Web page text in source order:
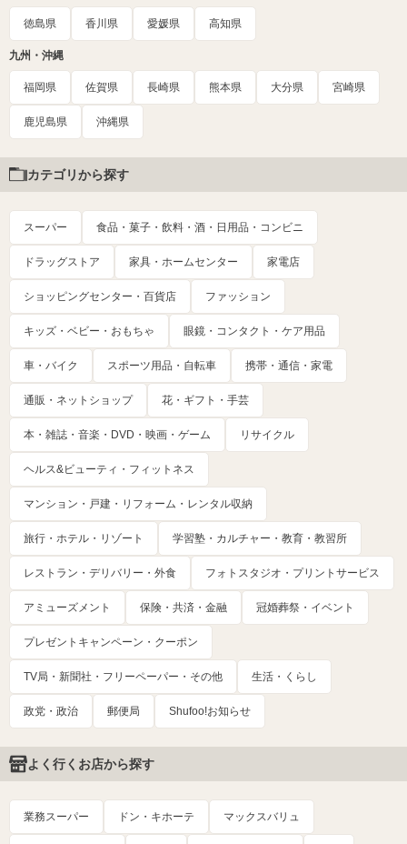
徳島県 香川県 愛媛県 高知県
九州・沖縄
福岡県 佐賀県 長崎県 熊本県 大分県 宮崎県
鹿児島県 沖縄県
カテゴリから探す
スーパー 食品・菓子・飲料・酒・日用品・コンビニ
ドラッグストア 家具・ホームセンター 家電店
ショッピングセンター・百貨店 ファッション
キッズ・ベビー・おもちゃ 眼鏡・コンタクト・ケア用品
車・バイク スポーツ用品・自転車 携帯・通信・家電
通販・ネットショップ 花・ギフト・手芸
本・雑誌・音楽・DVD・映画・ゲーム リサイクル
ヘルス&ビューティ・フィットネス
マンション・戸建・リフォーム・レンタル収納
旅行・ホテル・リゾート 学習塾・カルチャー・教育・教習所
レストラン・デリバリー・外食 フォトスタジオ・プリントサービス
アミューズメント 保険・共済・金融 冠婚葬祭・イベント
プレゼントキャンペーン・クーポン
TV局・新聞社・フリーペーパー・その他 生活・くらし
政党・政治 郵便局 Shufoo!お知らせ
よく行くお店から探す
業務スーパー ドン・キホーテ マックスバリュ